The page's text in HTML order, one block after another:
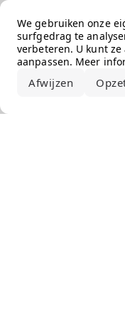
We gebruiken onze
surfgedrag te
verbeteren. U kunt
aanpassen. Meer
Afwijzen
Error